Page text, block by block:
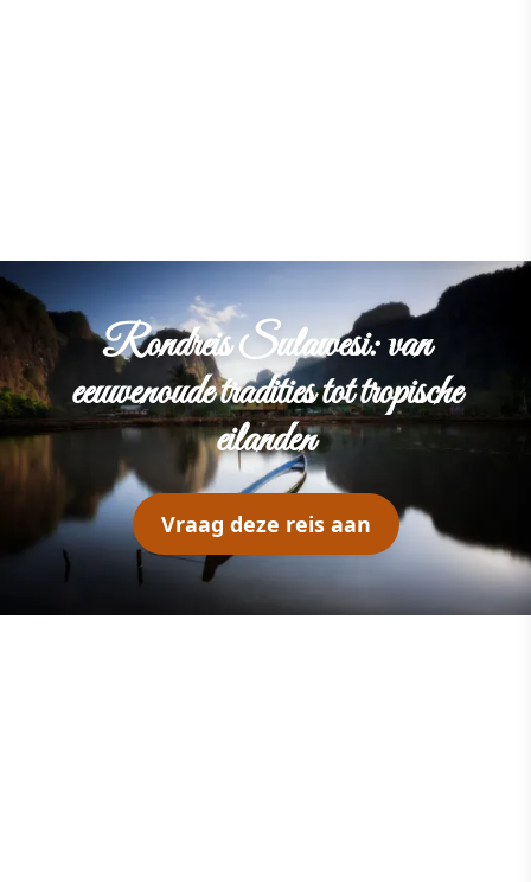
Rondreis Sulawesi: van
eeuwenoude tradities tot tropische
eilanden
Vraag deze reis aan